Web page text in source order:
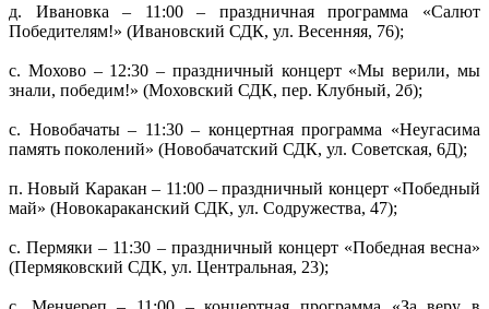
д. Ивановка – 11:00 – праздничная программа «Салют
Победителям!» (Ивановский СДК, ул. Весенняя, 76);
с. Мохово – 12:30 – праздничный концерт «Мы верили, мы
знали, победим!» (Моховский СДК, пер. Клубный, 2б);
с. Новобачаты – 11:30 – концертная программа «Неугасима
память поколений» (Новобачатский СДК, ул. Советская, 6Д);
п. Новый Каракан – 11:00 – праздничный концерт «Победный
май» (Новокараканский СДК, ул. Содружества, 47);
с. Пермяки – 11:30 – праздничный концерт «Победная весна»
(Пермяковский СДК, ул. Центральная, 23);